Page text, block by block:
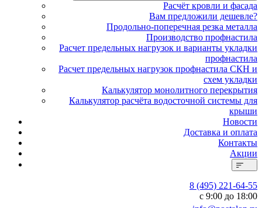
Расчёт кровли и фасада
Вам предложили дешевле?
Продольно-поперечная резка металла
Производство профнастила
Расчет предельных нагрузок и варианты укладки
профнастила
Расчет предельных нагрузок профнастила СКН и
схем укладки
Калькулятор монолитного перекрытия
Калькулятор расчёта водосточной системы для
крыши
Новости
Доставка и оплата
Контакты
Акции
8 (495) 221-64-55
с 9:00 до 18:00